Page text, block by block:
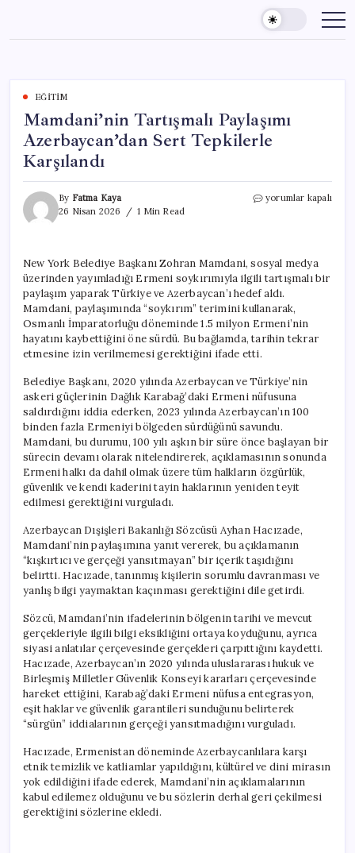
content
EĞITIM
Mamdani’nin Tartışmalı Paylaşımı
Azerbaycan’dan Sert Tepkilerle
Karşılandı
By Fatma Kaya
26 Nisan 2026
1 Min Read
Mamdani’nin
Tepkilerle
Karşılandı
için
yorumlar kapalı
New York Belediye Başkanı Zohran Mamdani, sosyal medya
üzerinden yayımladığı Ermeni soykırımıyla ilgili tartışmalı bir
paylaşım yaparak Türkiye ve Azerbaycan’ı hedef aldı.
Mamdani, paylaşımında “soykırım” terimini kullanarak,
Osmanlı İmparatorluğu döneminde 1.5 milyon Ermeni’nin
hayatını kaybettiğini öne sürdü. Bu bağlamda, tarihin tekrar
etmesine izin verilmemesi gerektiğini ifade etti.
Belediye Başkanı, 2020 yılında Azerbaycan ve Türkiye’nin
askeri güçlerinin Dağlık Karabağ’daki Ermeni nüfusuna
saldırdığını iddia ederken, 2023 yılında Azerbaycan’ın 100
binden fazla Ermeniyi bölgeden sürdüğünü savundu.
Mamdani, bu durumu, 100 yılı aşkın bir süre önce başlayan bir
sürecin devamı olarak nitelendirerek, açıklamasının sonunda
Ermeni halkı da dahil olmak üzere tüm halkların özgürlük,
güvenlik ve kendi kaderini tayin haklarının yeniden teyit
edilmesi gerektiğini vurguladı.
Azerbaycan Dışişleri Bakanlığı Sözcüsü Ayhan Hacızade,
Mamdani’nin paylaşımına yanıt vererek, bu açıklamanın
“kışkırtıcı ve gerçeği yansıtmayan” bir içerik taşıdığını
belirtti. Hacızade, tanınmış kişilerin sorumlu davranması ve
yanlış bilgi yaymaktan kaçınması gerektiğini dile getirdi.
Sözcü, Mamdani’nin ifadelerinin bölgenin tarihi ve mevcut
gerçekleriyle ilgili bilgi eksikliğini ortaya koyduğunu, ayrıca
siyasi anlatılar çerçevesinde gerçekleri çarpıttığını kaydetti.
Hacızade, Azerbaycan’ın 2020 yılında uluslararası hukuk ve
Birleşmiş Milletler Güvenlik Konseyi kararları çerçevesinde
hareket ettiğini, Karabağ’daki Ermeni nüfusa entegrasyon,
eşit haklar ve güvenlik garantileri sunduğunu belirterek
“sürgün” iddialarının gerçeği yansıtmadığını vurguladı.
Hacızade, Ermenistan döneminde Azerbaycanlılara karşı
etnik temizlik ve katliamlar yapıldığını, kültürel ve dini mirasın
yok edildiğini ifade ederek, Mamdani’nin açıklamalarının
kabul edilemez olduğunu ve bu sözlerin derhal geri çekilmesi
gerektiğini sözlerine ekledi.